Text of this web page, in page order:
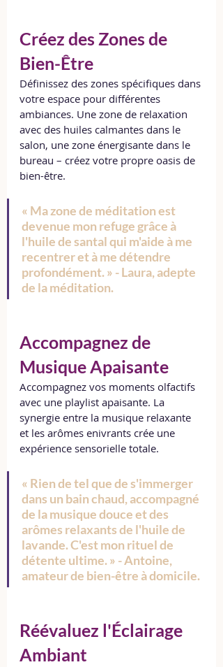
Créez des Zones de
Bien-Être
Définissez des zones spécifiques dans
votre espace pour différentes
ambiances. Une zone de relaxation
avec des huiles calmantes dans le
salon, une zone énergisante dans le
bureau – créez votre propre oasis de
bien-être.
« Ma zone de méditation est
devenue mon refuge grâce à
l'huile de santal qui m'aide à me
recentrer et à me détendre
profondément. » - Laura, adepte
de la méditation.
Accompagnez de
Musique Apaisante
Accompagnez vos moments olfactifs
avec une playlist apaisante. La
synergie entre la musique relaxante
et les arômes enivrants crée une
expérience sensorielle totale.
« Rien de tel que de s'immerger
dans un bain chaud, accompagné
de la musique douce et des
arômes relaxants de l'huile de
lavande. C'est mon rituel de
détente ultime. » - Antoine,
amateur de bien-être à domicile.
Réévaluez l'Éclairage
Ambiant